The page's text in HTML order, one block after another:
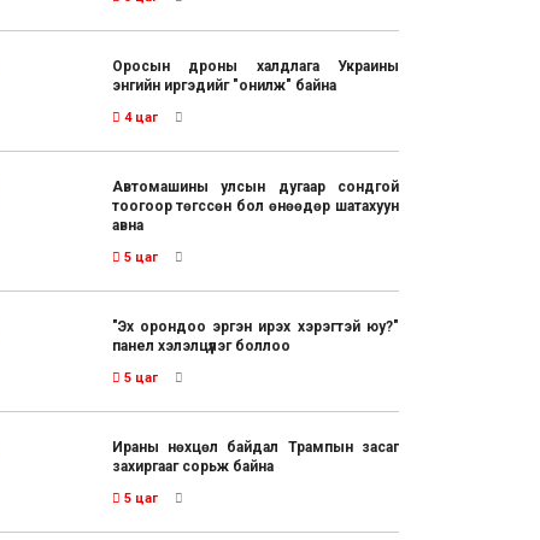
Оросын дроны халдлага Украины
энгийн иргэдийг "онилж" байна
4 цаг
Автомашины улсын дугаар сондгой
тоогоор төгссөн бол өнөөдөр шатахуун
авна
5 цаг
"Эх орондоо эргэн ирэх хэрэгтэй юу?"
панел хэлэлцүүлэг боллоо
5 цаг
Ираны нөхцөл байдал Трампын засаг
захиргааг сорьж байна
5 цаг